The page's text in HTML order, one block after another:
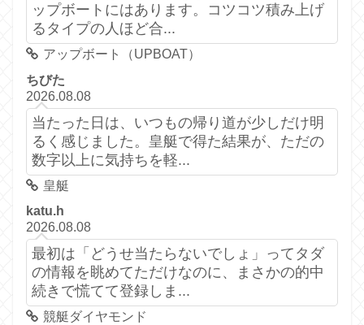
ップボートにはあります。コツコツ積み上げ
るタイプの人ほど合...
アップボート（UPBOAT）
ちびた
2026.08.08
当たった日は、いつもの帰り道が少しだけ明
るく感じました。皇艇で得た結果が、ただの
数字以上に気持ちを軽...
皇艇
katu.h
2026.08.08
最初は「どうせ当たらないでしょ」ってタダ
の情報を眺めてただけなのに、まさかの的中
続きで慌てて登録しま...
競艇ダイヤモンド